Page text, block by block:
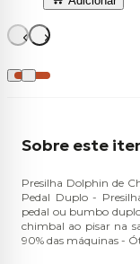
Sobre este
Presilha Dolphin de
Pedal Duplo -
pedal ou bumbo
chimbal ao pisar na
90% das máquinas -